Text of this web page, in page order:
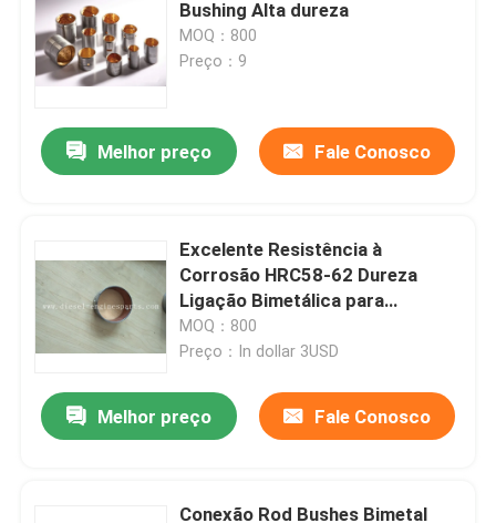
Pistão do Motor Diesel
Luva do forro do cilindro
Válvulas de exaustão da entrada
Jogos do cilindro
Conjunto de motor diesel
Bushing Alta dureza
MOQ：800
Preço：9
Melhor preço Fale Conosco
Excelente Resistência à
Corrosão HRC58-62 Dureza
Ligação Bimetálica para
Aplicações Pesadas
MOQ：800
Preço：In dollar 3USD
Melhor preço Fale Conosco
Conexão Rod Bushes Bimetal